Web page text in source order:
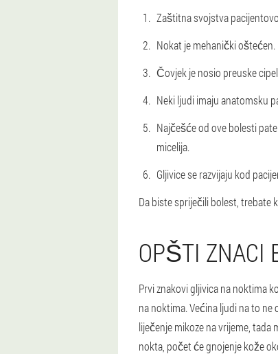
Zaštitna svojstva
Nokat je mehanički oštećen.
Čovjek je nosio preuske
Neki ljudi imaju anatomsku
Najčešće od ove bolesti
micelija.
Gljivice se razvijaju kod
Da biste spriječili bolest, trebate
OPŠTI ZNACI
Prvi znakovi gljivica na noktima
na noktima. Većina ljudi na to
liječenje mikoze na vrijeme,
nokta, počet će gnojenje kože